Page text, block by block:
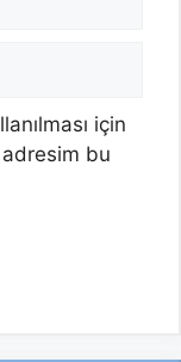
için
bu